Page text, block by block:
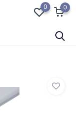
0 0